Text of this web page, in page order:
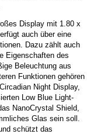
Display mit 1.80 x
auch über eine
Dazu zählt auch
Eigenschaften des
Beleuchtung aus
Funktionen gehören
Night Display,
Low Blue Light-
NanoCrystal Shield,
Glas sein soll.
schützt das